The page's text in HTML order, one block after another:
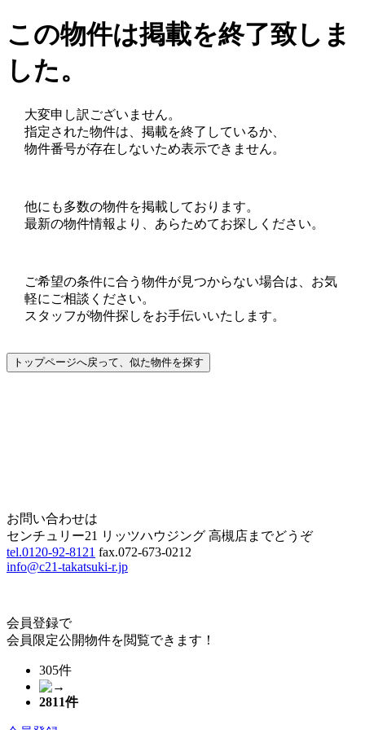
この物件は掲載を終了致しま
した。
大変申し訳ございません。
指定された物件は、掲載を終了しているか、
物件番号が存在しないため表示できません。
他にも多数の物件を掲載しております。
最新の物件情報より、あらためてお探しください。
ご希望の条件に合う物件が見つからない場合は、お気
軽にご相談ください。
スタッフが物件探しをお手伝いいたします。
お問い合わせは
センチュリー21 リッツハウジング 高槻店までどうぞ
tel.0120-92-8121 fax.072-673-0212
info@c21-takatsuki-r.jp
会員登録で
会員限定公開物件を閲覧できます！
305件
2811件